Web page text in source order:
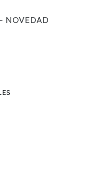
NOVEDAD